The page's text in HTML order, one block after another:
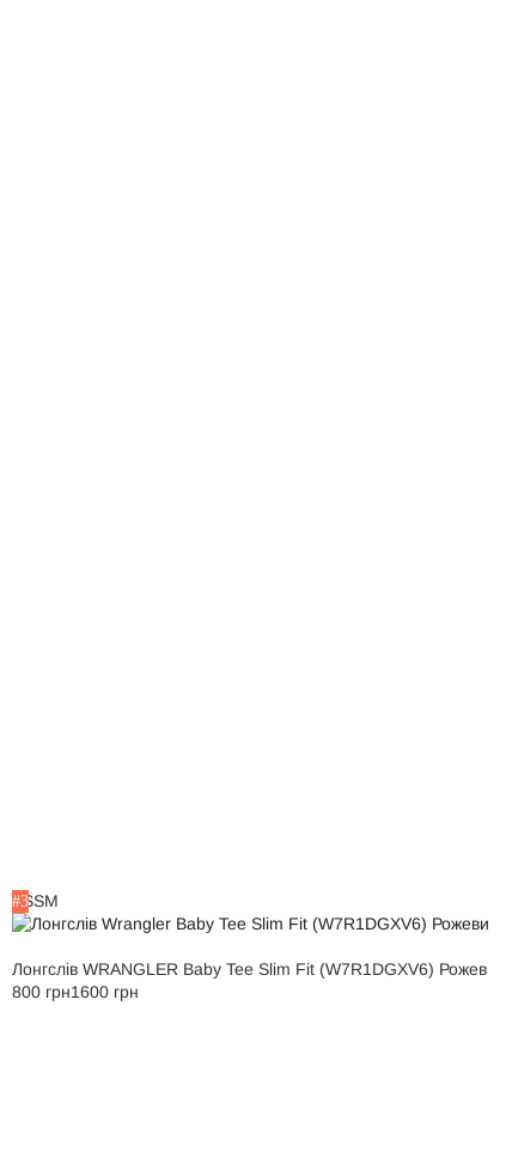
#3
XSSM
Лонгслів WRANGLER Baby Tee Slim Fit (W7R1DGXV6) Рожевий
800 грн1600 грн